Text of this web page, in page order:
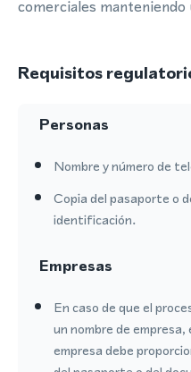
comerciales manteniendo
Requisitos
Personas
Nombre y número de
Copia del pasaporte o
identificación.
Empresas
En caso de que el
un nombre de
empresa debe